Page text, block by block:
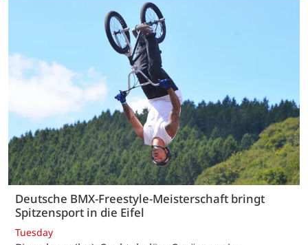
Deutsche BMX-Freestyle-Meisterschaft bringt
Spitzensport in die Eifel
Tuesday